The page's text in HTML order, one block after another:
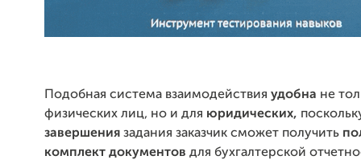
Подобная система взаимодействия удобна не
физических лиц, но и для юридических,
завершения задания заказчик сможет получить
комплект документов для бухгалтерской